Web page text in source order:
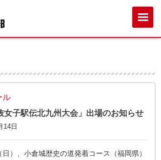
ル
女子駅伝北九州大会」出場のお知らせ
14日
）、小倉城歴史の道発着コース（福岡県）